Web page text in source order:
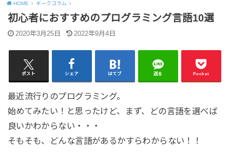
HOME ギークコラム
初心者におすすめのプログラミング言語10選
2020年3月25日 2022年9月4日
ポスト シェア はてブ 送る Pocket
最近流行りのプログラミング。
始めてみたい！と思ったけど、まず、どの言語を選べば
良いかわからない・・・
そもそも、どんな言語があるかすらわからない！！